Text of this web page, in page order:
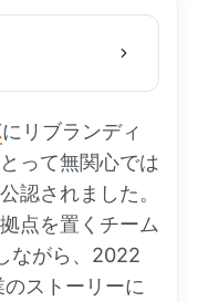
にリブランディ
って無関心では
認されました。
点を置くチーム
ながら、2022
ストーリーに